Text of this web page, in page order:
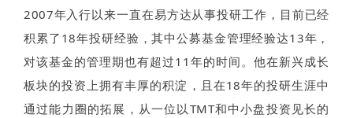
2007年入行以来一直在易方达从事投研工作，目前已经
积累了18年投研经验，其中公募基金管理经验达13年，
对该基金的管理期也有超过11年的时间。他在新兴成长
板块的投资上拥有丰厚的积淀，且在18年的投研生涯中
通过能力圈的拓展，从一位以TMT和中小盘投资见长的